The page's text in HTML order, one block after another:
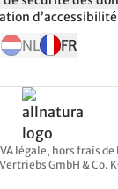
d’accessibilité
NL FR
légale, hors frais
GmbH & Co.